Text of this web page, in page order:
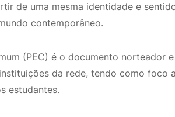
de uma mesma identidade e
contemporâneo.
(PEC) é o documento norteador
da rede, tendo como
estudantes.